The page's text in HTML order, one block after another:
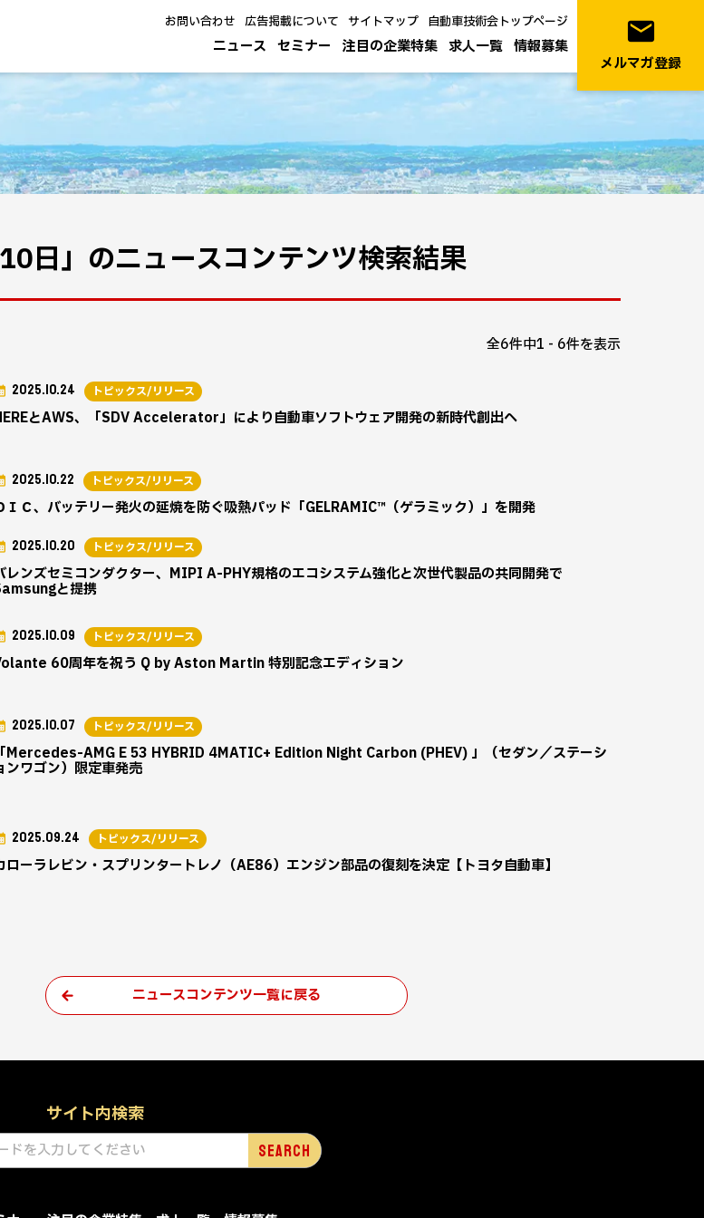
ニュース セミナー 注目の企業特集 求人一覧 情報募集
お問い合わせ 広告掲載について サイトマップ 自動車技術会トップページ email
メルマガ登録
日」のニュースコンテンツ検索結果
全6件中1 - 6件を表示
とAWS、「SDV Accelerator」により自動車ソフトウェア開発の新時代創出へ
2025.10.24 トピックス/リリース
ＩＣ、バッテリー発火の延焼を防ぐ吸熱パッド「GELRAMIC™（ゲラミック）」を開発
2025.10.22 トピックス/リリース
レンズセミコンダクター、MIPI A-PHY規格のエコシステム強化と次世代製品の共同開発で
と提携
2025.10.20 トピックス/リリース
60周年を祝う Q by Aston Martin 特別記念エディション
2025.10.09 トピックス/リリース
「Mercedes-AMG E 53 HYBRID 4MATIC+ Edition Night Carbon (PHEV) 」（セダン／ステーシ
ンワゴン）限定車発売
2025.10.07 トピックス/リリース
ローラレビン・スプリンタートレノ（AE86）エンジン部品の復刻を決定【トヨタ自動車】
2025.09.24 トピックス/リリース
ニュースコンテンツ一覧に戻る
サイト内検索